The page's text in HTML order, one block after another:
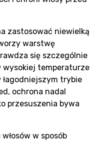
zastosować niewielką
warstwę
się szczególnie
wysokiej temperaturze
trybie
ochrona nadal
przesuszenia bywa
w sposób